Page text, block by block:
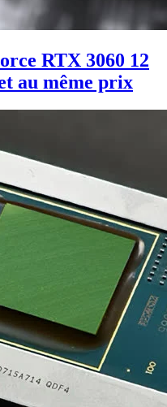
RTX 3060 12
au même prix